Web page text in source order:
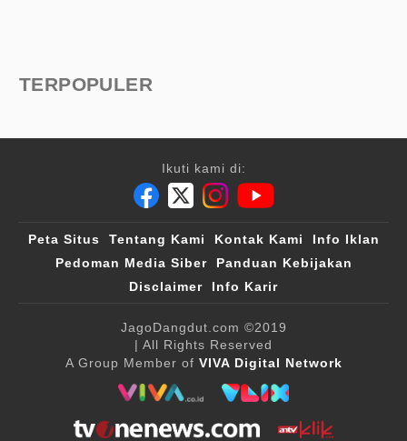
TERPOPULER
Ikuti kami di:
Peta Situs Tentang Kami Kontak Kami
Info Iklan
Pedoman Media Siber
Panduan Kebijakan
Disclaimer
Info Karir
JagoDangdut.com ©2019
| All Rights Reserved
A Group Member of VIVA Digital Network